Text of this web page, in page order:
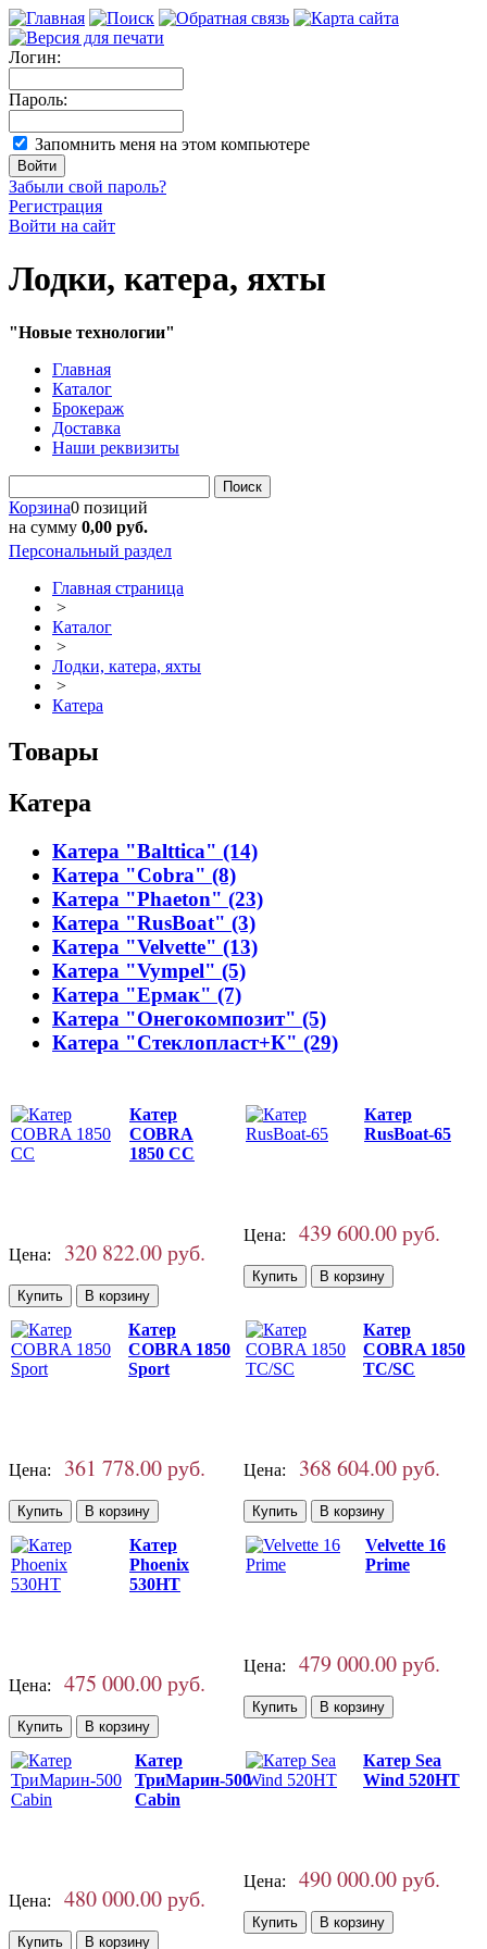
Логин:
Пароль:
Запомнить меня на этом компьютере
Забыли свой пароль?
Регистрация
Войти на сайт
Лодки, катера, яхты
"Новые технологии"
Главная
Каталог
Брокераж
Доставка
Наши реквизиты
Поиск
Корзина0 позиций
на сумму 0,00 руб.
Персональный раздел
Главная страница
>
Каталог
>
Лодки, катера, яхты
>
Катера
Товары
Катера
Катера "Balttica" (14)
Катера "Cobra" (8)
Катера "Phaeton" (23)
Катера "RusBoat" (3)
Катера "Velvette" (13)
Катера "Vympel" (5)
Катера "Ермак" (7)
Катера "Онегокомпозит" (5)
Катера "Стеклопласт+К" (29)
Катер
COBRA
1850 CC
Цена: 320 822.00 руб.
Катер
RusBoat-65
Цена: 439 600.00 руб.
Катер
COBRA 1850
Sport
Цена: 361 778.00 руб.
Катер
COBRA 1850
TC/SC
Цена: 368 604.00 руб.
Катер
Phoenix
530HT
Цена: 475 000.00 руб.
Velvette 16
Prime
Цена: 479 000.00 руб.
Катер
ТриМарин-500
Cabin
Цена: 480 000.00 руб.
Катер Sea
Wind 520HT
Цена: 490 000.00 руб.